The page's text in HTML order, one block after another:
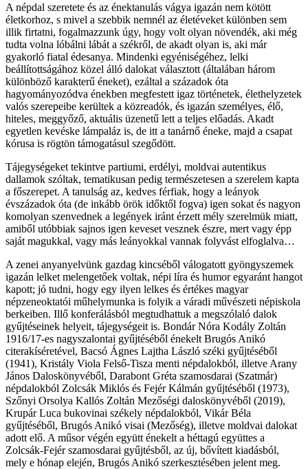
A népdal szeretete és az énektanulás vágya igazán nem kötött
életkorhoz, s mivel a szebbik nemnél az életéveket különben sem
illik firtatni, fogalmazzunk úgy, hogy volt olyan növendék, aki még
tudta volna lóbálni lábát a székről, de akadt olyan is, aki már
gyakorló fiatal édesanya. Mindenki egyéniségéhez, lelki
beállítottságához közel álló dalokat választott (általában három
különböző karakterű éneket), ezáltal a századok óta
hagyományozódva énekben megfestett igaz történetek, élethelyzetek
valós szerepeibe kerültek a közreadók, és igazán személyes, élő,
hiteles, meggyőző, aktuális üzenetű lett a teljes előadás. Akadt
egyetlen kevéske lámpaláz is, de itt a tanárnő éneke, majd a csapat
kórusa is rögtön támogatásul szegődött.
Tájegységeket tekintve partiumi, erdélyi, moldvai autentikus
dallamok szóltak, tematikusan pedig természetesen a szerelem kapta
a főszerepet. A tanulság az, kedves férfiak, hogy a leányok
évszázadok óta (de inkább örök időktől fogva) igen sokat és nagyon
komolyan szenvednek a legények iránt érzett mély szerelmük miatt,
amiből utóbbiak sajnos igen keveset vesznek észre, mert vagy épp
saját magukkal, vagy más leányokkal vannak folyvást elfoglalva…
A zenei anyanyelvünk gazdag kincséből válogatott gyöngyszemek
igazán lelket melengetőek voltak, népi líra és humor egyaránt hangot
kapott; jó tudni, hogy egy ilyen lelkes és értékes magyar
népzeneoktatói műhelymunka is folyik a váradi művészeti népiskola
berkeiben. Illő konferálásból megtudhattuk a megszólaló dalok
gyűjtéseinek helyeit, tájegységeit is. Bondár Nóra Kodály Zoltán
1916/17-es nagyszalontai gyűjtéséből énekelt Brugós Anikó
citerakíséretével, Bacsó Ágnes Lajtha László széki gyűjtéséből
(1941), Kristály Viola Felső-Tisza menti népdalokból, illetve Arany
János Daloskönyvéből, Darabont Gréta szamosdarai (Szatmár)
népdalokból Zolcsák Miklós és Fejér Kálmán gyűjtéséből (1973),
Szőnyi Orsolya Kallós Zoltán Mezőségi daloskönyvéből (2019),
Krupár Luca bukovinai székely népdalokból, Vikár Béla
gyűjtéséből, Brugós Anikó visai (Mezőség), illetve moldvai dalokat
adott elő. A műsor végén együtt énekelt a héttagú együttes a
Zolcsák-Fejér szamosdarai gyűjtésből, az új, bővített kiadásból,
mely e hónap elején, Brugós Anikó szerkesztésében jelent meg.